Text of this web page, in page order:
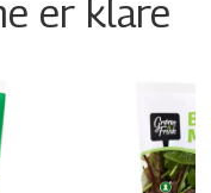
er klare